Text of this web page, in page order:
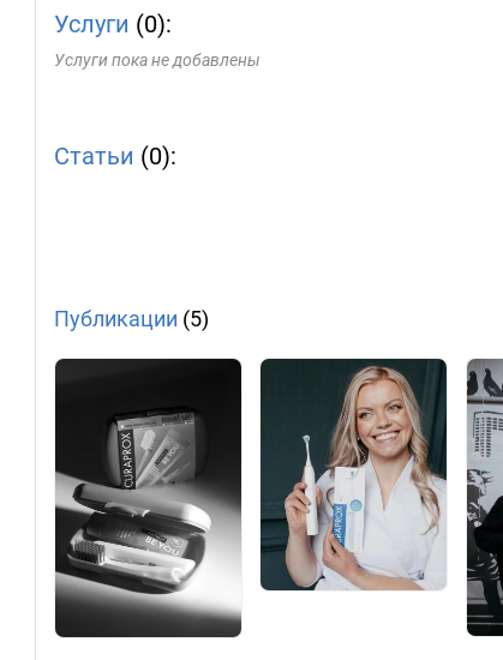
Услуги (0):
Услуги пока не добавлены
Статьи (0):
Публикации (5)